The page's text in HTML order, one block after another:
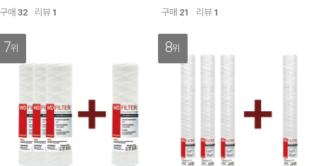
구매32 리뷰 1
구매 21 리뷰 1
7위 8위